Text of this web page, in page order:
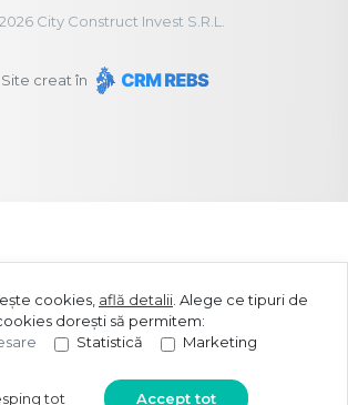
2026City Construct Invest S.R.L.
Site creat în
cookies, află detalii Alege ce tipuri de
dorești să permitem:
Statistică Marketing
tot Accept tot